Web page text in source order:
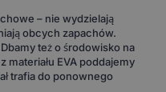
– nie wydzielają
obcych zapachów.
też o środowisko na
materiału EVA poddajemy
trafia do ponownego